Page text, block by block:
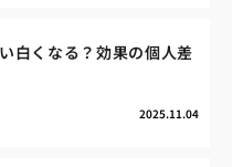
白くなる？効果の個人差
2025.11.04